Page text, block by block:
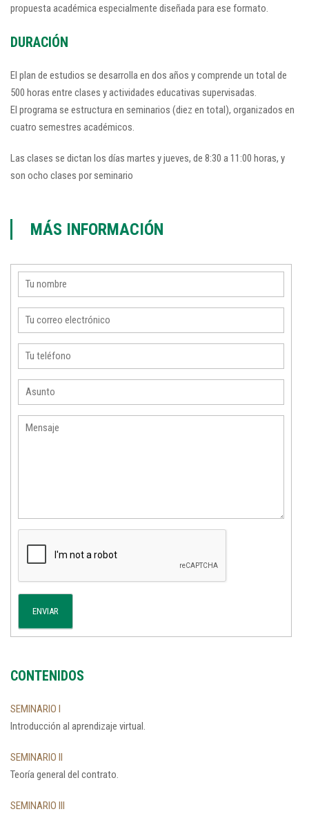
propuesta académica especialmente diseñada para ese formato.
DURACIÓN
El plan de estudios se desarrolla en dos años y comprende un total de
500 horas entre clases y actividades educativas supervisadas.
El programa se estructura en seminarios (diez en total), organizados en
cuatro semestres académicos.
Las clases se dictan los días martes y jueves, de 8:30 a 11:00 horas, y
son ocho clases por seminario
MÁS INFORMACIÓN
CONTENIDOS
SEMINARIO I
Introducción al aprendizaje virtual.
SEMINARIO II
Teoría general del contrato.
SEMINARIO III